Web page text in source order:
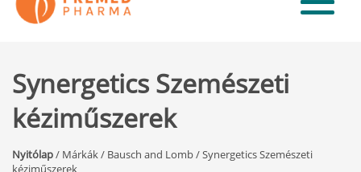
Synergetics Szemészeti
kéziműszerek
Nyitólap/ Márkák/ Bausch and Lomb/Synergetics Szemészeti
kéziműszerek